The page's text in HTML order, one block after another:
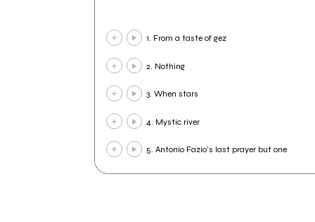
1. From a taste of gez
2. Nothing
3. When stars
4. Mystic river
5. Antonio Fazio’s last prayer but one